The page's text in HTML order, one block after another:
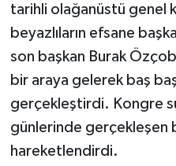
tarihli olağanüstü genel
beyazlıların efsane
son başkan Burak
bir araya gelerek baş
gerçekleştirdi. Kongre
günlerinde gerçekleşen
hareketlendirdi.